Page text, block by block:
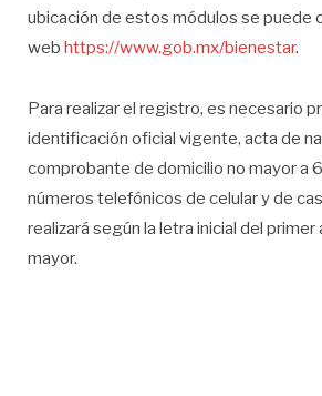
ubicación de estos módulos se puede
web https://www.gob.mx/bienestar.
Para realizar el registro, es necesario
identificación oficial vigente, acta de
comprobante de domicilio no mayor a
números telefónicos de celular y de
realizará según la letra inicial del
mayor.